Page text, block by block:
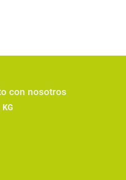
con nosotros